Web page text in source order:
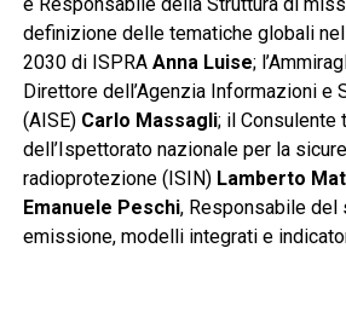
e Responsabile della Struttura di
definizione delle tematiche globali
2030 di ISPRA Anna Luise;
Direttore dell’Agenzia Informazioni e
(AISE) Carlo Massagli; il Consulente
dell’Ispettorato nazionale per la
radioprotezione (ISIN) Lamberto
Emanuele Peschi, Responsabile del
emissione, modelli integrati e